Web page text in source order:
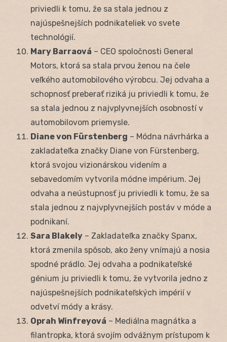
priviedli k tomu, že sa stala jednou z
najúspešnejších podnikateliek vo svete
technológií.
Mary Barraová – CEO spoločnosti General
Motors, ktorá sa stala prvou ženou na čele
veľkého automobilového výrobcu. Jej odvaha a
schopnosť preberať riziká ju priviedli k tomu, že
sa stala jednou z najvplyvnejších osobností v
automobilovom priemysle.
Diane von Fürstenberg – Módna návrhárka a
zakladateľka značky Diane von Fürstenberg,
ktorá svojou vizionárskou videním a
sebavedomím vytvorila módne impérium. Jej
odvaha a neústupnosť ju priviedli k tomu, že sa
stala jednou z najvplyvnejších postáv v móde a
podnikaní.
Sara Blakely – Zakladateľka značky Spanx,
ktorá zmenila spôsob, ako ženy vnímajú a nosia
spodné prádlo. Jej odvaha a podnikateľské
génium ju priviedli k tomu, že vytvorila jedno z
najúspešnejších podnikateľských impérií v
odvetví módy a krásy.
Oprah Winfreyová – Mediálna magnátka a
filantropka, ktorá svojím odvážnym prístupom k